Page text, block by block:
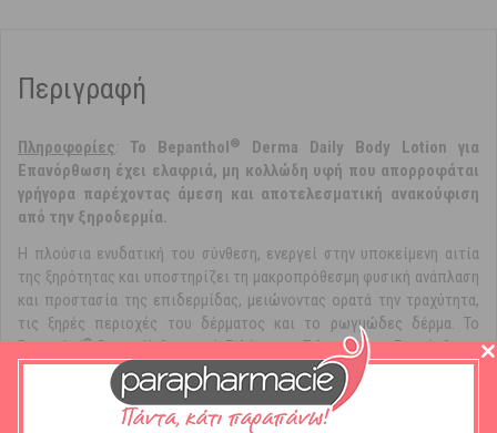
Περιγραφή
Πληροφορίες: Το Bepanthol®
Derma Daily Body Lotion για
Επανόρθωση έχει ελαφριά, μη κολλώδη υφή που απορροφάται
γρήγορα παρέχοντας άμεση και αποτελεσματική ανακούφιση
από την ξηροδερμία.
Η πλούσια ενυδατική του σύνθεση, ενεργεί στην υποκείμενη αιτία
της ξηρότητας και υποστηρίζει τη μακροπρόθεσμη φυσική ανάπλαση
και προστασία της επιδερμίδας, μειώνοντας ορατά την τραχύτητα,
τις ξηρές περιοχές του δέρματος και το ρωγμώδες δέρμα. Το
Bepanthol®Derma Καθημερινό Γαλάκτωμα Σώματος για Επανόρθωση
έχει σχεδιαστεί για να παρέχει άμεση ενυδάτωση στο ξηρό δέρμα,
που διαρκεί έως και 48 ώρες, προστατεύοντας από την
επανεμφάνιση της ξηρότητας. Είναικατάλληλογια καθημερινή χρήση